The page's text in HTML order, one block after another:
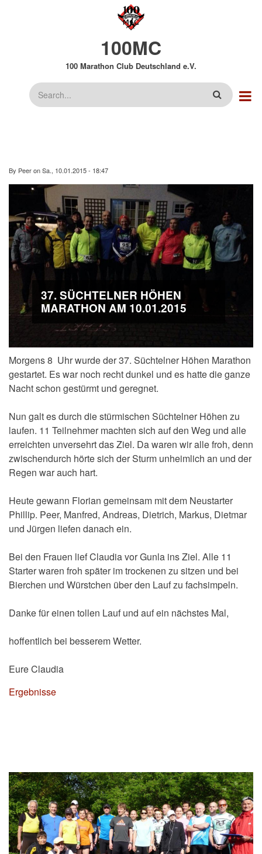
100MC
100 Marathon Club Deutschland e.V.
Suche
By PeeronSa., 10.01.2015 - 18:47
37. SÜCHTELNER HÖHEN
MARATHON AM 10.01.2015
Morgens 8 Uhr wurde der 37. Süchtelner Höhen Marathon
gestartet. Es war noch recht dunkel und es hatte die ganze
Nacht schon gestürmt und geregnet.
Nun galt es durch die stürmischen Süchtelner Höhen zu
laufen. 11 Teilnehmer machten sich auf den Weg und alle
erreichten unversehrt das Ziel. Da waren wir alle froh, denn
zwischendurch hörte sich der Sturm unheimlich an und der
Regen war auch hart.
Heute gewann Florian gemeinsam mit dem Neustarter
Phillip. Peer, Manfred, Andreas, Dietrich, Markus, Dietmar
und Jürgen liefen danach ein.
Bei den Frauen lief Claudia vor Gunla ins Ziel. Alle 11
Starter waren froh später im trockenen zu sitzen und bei
Bierchen und Würstchen über den Lauf zu fachsimpeln.
Danke für einen tollen Lauf und auf ein nächstes Mal,
hoffentlich bei besserem Wetter.
Eure Claudia
Ergebnisse